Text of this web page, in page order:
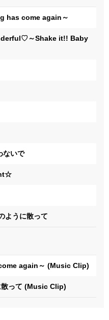
has come again～
～Shake it!! Baby
ないで
ように散って
again～ (Music Clip)
散って (Music Clip)